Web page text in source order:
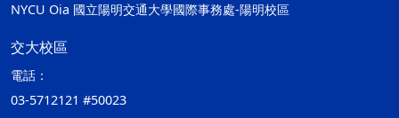
NYCU Oia 國立陽明交通大學國際事務處-陽明校區
交大校區
電話：
03-5712121 #50023